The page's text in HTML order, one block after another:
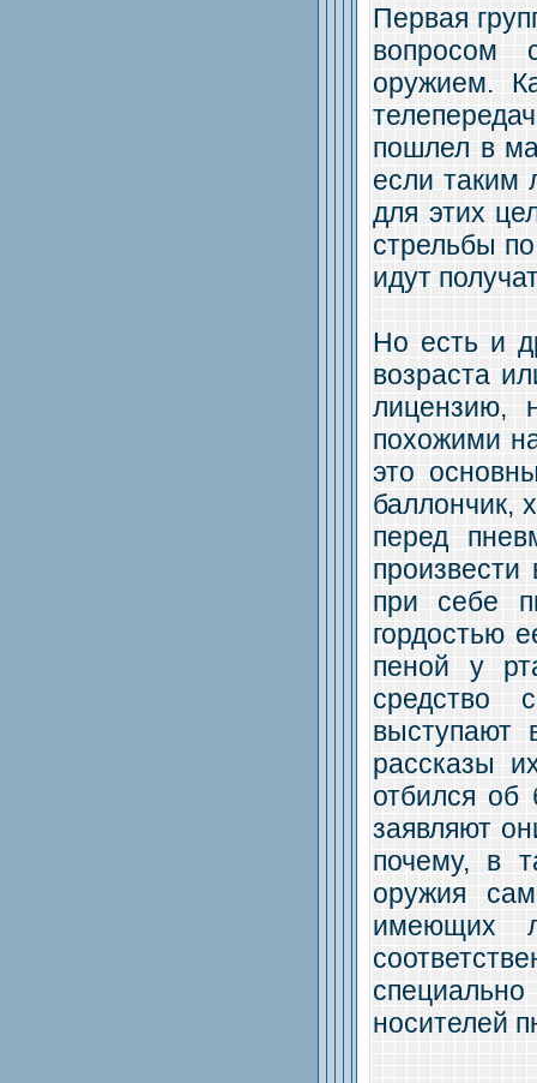
Первая
вопросом
оружием.
пошлел в
если таким
для этих
стрельбы
идут
Но есть и
возраста
лицензию,
похожими
это
баллончик,
перед
при себе
гордостью
пеной у
средство
выступают
рассказы
отбился об
заявляют
почему, в
оружия
имеющих
носителей